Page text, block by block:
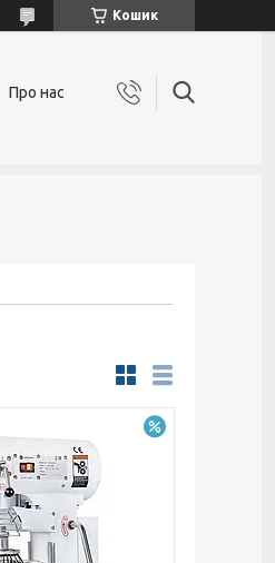
Кошик
Про нас